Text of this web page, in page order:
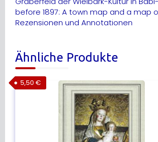
before 1897: A town map and a map
Rezensionen und Annotationen
Ähnliche Produkte
5,50 €